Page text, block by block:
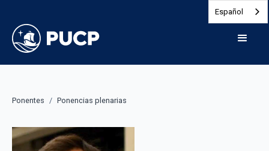
Español
Ponentes / Ponencias plenarias